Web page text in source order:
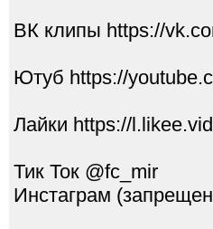
ВК клипы https://
Ютуб https://
Лайки https://
Тик Ток @fc_mir
Инстаграм